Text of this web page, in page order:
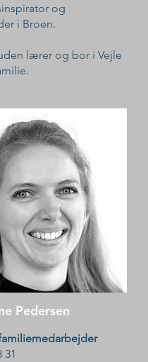
og
i Broen.
lærer og bor i Vejle
Pedersen
31